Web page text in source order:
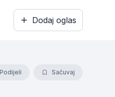
Dodaj oglas
Podijeli Sačuvaj